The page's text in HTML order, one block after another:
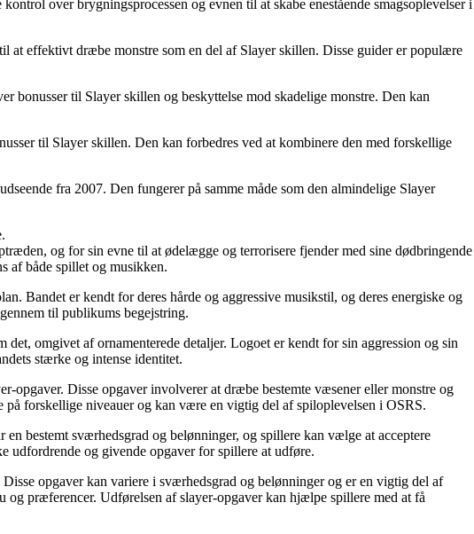
over brygningsprocessen og evnen til at skabe enestående smagsoplevelser i
at effektivt dræbe monstre som en del af Slayer skillen. Disse guider er populære
bonusser til Slayer skillen og beskyttelse mod skadelige monstre. Den kan
til Slayer skillen. Den kan forbedres ved at kombinere den med forskellige
fra 2007. Den fungerer på samme måde som den almindelige Slayer
og for sin evne til at ødelægge og terrorisere fjender med sine dødbringende
af både spillet og musikken.
Bandet er kendt for deres hårde og aggressive musikstil, og deres energiske og
til publikums begejstring.
omgivet af ornamenterede detaljer. Logoet er kendt for sin aggression og sin
stærke og intense identitet.
opgaver. Disse opgaver involverer at dræbe bestemte væsener eller monstre og
forskellige niveauer og kan være en vigtig del af spiloplevelsen i OSRS.
bestemt sværhedsgrad og belønninger, og spillere kan vælge at acceptere
udfordrende og givende opgaver for spillere at udføre.
opgaver kan variere i sværhedsgrad og belønninger og er en vigtig del af
præferencer. Udførelsen af slayer-opgaver kan hjælpe spillere med at få